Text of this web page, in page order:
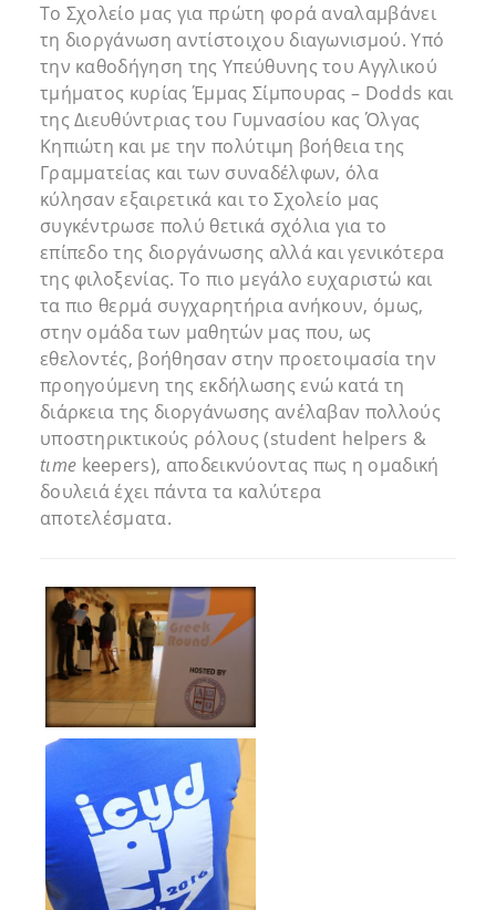
Το Σχολείο μας για πρώτη φορά αναλαμβάνει
τη διοργάνωση αντίστοιχου διαγωνισμού. Υπό
την καθοδήγηση της Υπεύθυνης του Αγγλικού
τμήματος κυρίας Έμμας Σίμπουρας – Dodds και
της Διευθύντριας του Γυμνασίου κας Όλγας
Κηπιώτη και με την πολύτιμη βοήθεια της
Γραμματείας και των συναδέλφων, όλα
κύλησαν εξαιρετικά και το Σχολείο μας
συγκέντρωσε πολύ θετικά σχόλια για το
επίπεδο της διοργάνωσης αλλά και γενικότερα
της φιλοξενίας. Το πιο μεγάλο ευχαριστώ και
τα πιο θερμά συγχαρητήρια ανήκουν, όμως,
στην ομάδα των μαθητών μας που, ως
εθελοντές, βοήθησαν στην προετοιμασία την
προηγούμενη της εκδήλωσης ενώ κατά τη
διάρκεια της διοργάνωσης ανέλαβαν πολλούς
υποστηρικτικούς ρόλους (student helpers &
tιme keepers), αποδεικνύοντας πως η ομαδική
δουλειά έχει πάντα τα καλύτερα
αποτελέσματα.